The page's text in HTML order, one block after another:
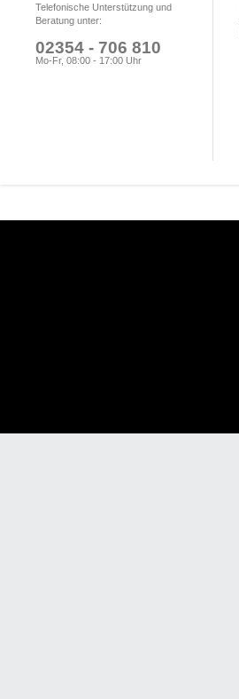
Telefonische Unterstützung und
Beratung unter:
02354 - 706 810
Mo-Fr, 08:00 - 17:00 Uhr